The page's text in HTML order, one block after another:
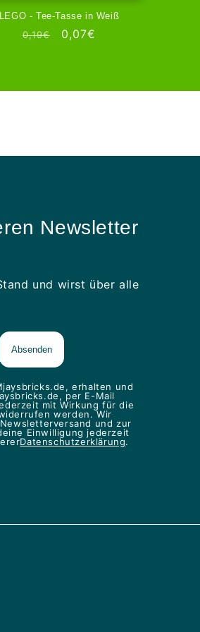
LEGO - Tee-Tasse in Weiß
Normale
0,19€ Aanbiedingsprijs
0,07€
Newsletter
und wirst über alle
erhalten und
per E-Mail
mit Wirkung für die
werden. Wir
und zur
Einwilligung jederzeit
Datenschutzerklärung.